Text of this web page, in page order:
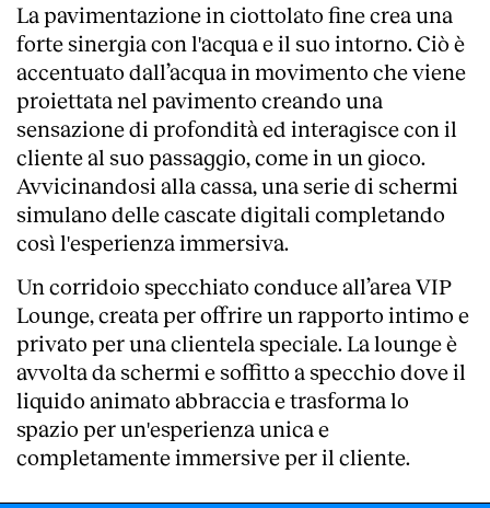
La pavimentazione in ciottolato fine crea una
forte sinergia con l'acqua e il suo intorno. Ciò è
accentuato dall’acqua in movimento che viene
proiettata nel pavimento creando una
sensazione di profondità ed interagisce con il
cliente al suo passaggio, come in un gioco.
Avvicinandosi alla cassa, una serie di schermi
simulano delle cascate digitali completando
così l'esperienza immersiva.
Un corridoio specchiato conduce all’area VIP
Lounge, creata per offrire un rapporto intimo e
privato per una clientela speciale. La lounge è
avvolta da schermi e soffitto a specchio dove il
liquido animato abbraccia e trasforma lo
spazio per un'esperienza unica e
completamente immersive per il cliente.